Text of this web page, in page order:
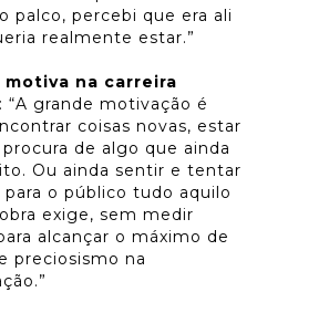
palco, percebi que era ali
realmente estar.”
na carreira
: “A grande motivação é
coisas novas, estar
de algo que ainda
Ou ainda sentir e tentar
o público tudo aquilo
exige, sem medir
alcançar o máximo de
preciosismo na